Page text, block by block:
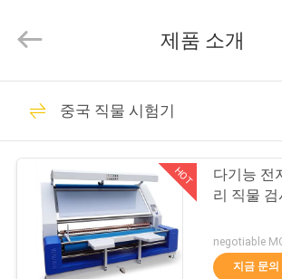
제
Dongguan
Zhongli
Co.,
고무 시험기
제품 소개
중국 직물 시험기
HOT
다기능 전
리 직물 검
negotiable
지금 문의